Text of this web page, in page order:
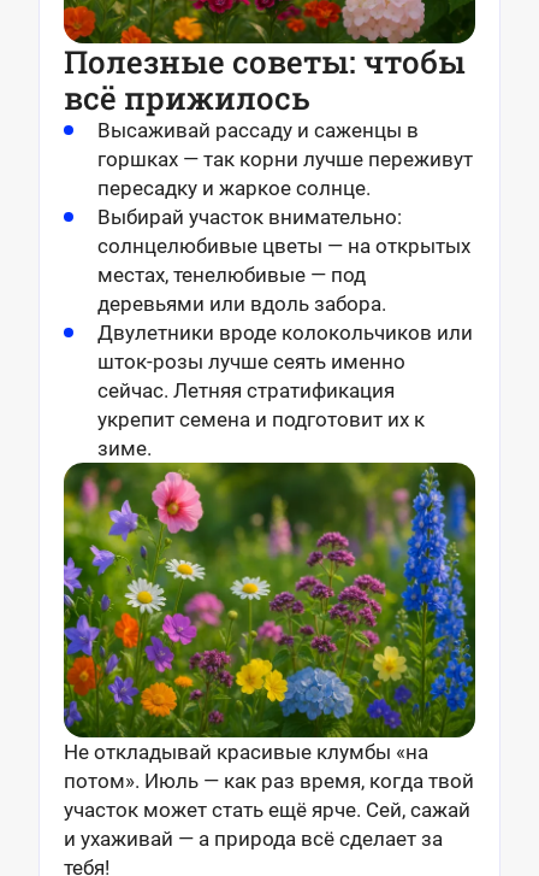
Полезные советы: чтобы
всё прижилось
Высаживай рассаду и саженцы в
горшках — так корни лучше переживут
пересадку и жаркое солнце.
Выбирай участок внимательно:
солнцелюбивые цветы — на открытых
местах, тенелюбивые — под
деревьями или вдоль забора.
Двулетники вроде колокольчиков или
шток-розы лучше сеять именно
сейчас. Летняя стратификация
укрепит семена и подготовит их к
зиме.
Не откладывай красивые клумбы «на
потом». Июль — как раз время, когда твой
участок может стать ещё ярче. Сей, сажай
и ухаживай — а природа всё сделает за
тебя!